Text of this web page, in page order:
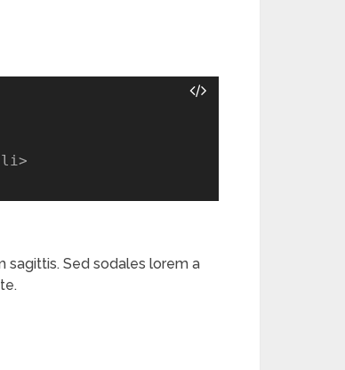
li>
sagittis. Sed sodales lorem a